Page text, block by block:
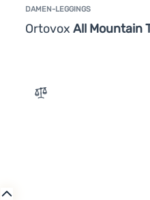
DAMEN-LEGGINGS
Ortovox All Mountain
Zum Vergleich